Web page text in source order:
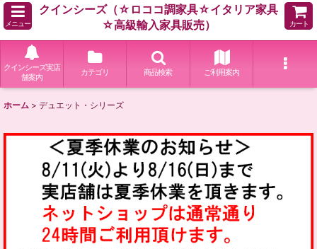
メニュー
クインシーズ（☆ロココ調家具☆イタリア家具
☆高級輸入家具販売）
カート
クインシーズ実店
舗案内
カテゴリ 商品検索 ご利用案内
ホーム > デュエット・シリーズ